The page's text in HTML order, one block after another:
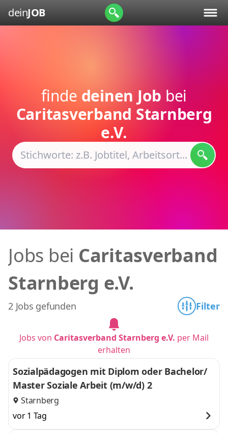
deinJOB
finde deinen Job bei
Caritasverband Starnberg
e.V.
Jobs bei Caritasverband
Starnberg e.V.
2 Jobs gefunden Filter
Jobs von Caritasverband Starnberg e.V. per Mail
erhalten
Sozialpädagogen mit Diplom oder Bachelor/
Master Soziale Arbeit (m/w/d) 2
Starnberg
vor 1 Tag